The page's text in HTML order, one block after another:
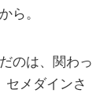
ら。
のは、関わっ
セメダインさ